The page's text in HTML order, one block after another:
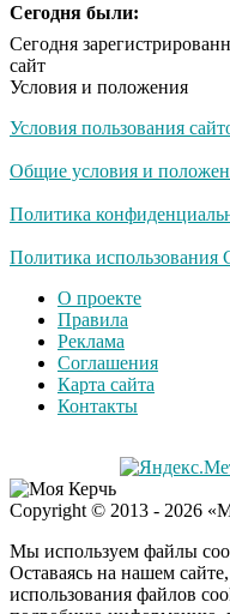
Сегодня были:
Сегодня
сайт
Условия и положения
Условия пользования
Общие условия и
Политика
Политика использования
О проекте
Правила
Реклама
Соглашения
Карта сайта
Контакты
Copyright © 2013 - 2026
Мы используем файлы
Оставаясь на нашем
использования файлов